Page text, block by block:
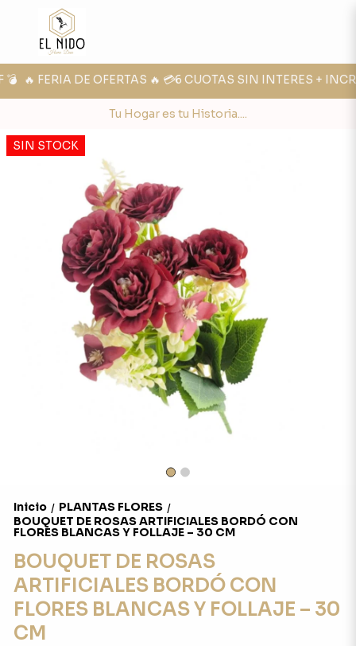
🔥 FERIA DE OFERTAS 🔥 💳6 CUOTAS SIN INTERES +
Tu Hogar es tu Historia....
SIN STOCK
Inicio / PLANTAS FLORES /
BOUQUET DE ROSAS ARTIFICIALES BORDÓ CON
FLORES BLANCAS Y FOLLAJE – 30 CM
BOUQUET DE ROSAS
ARTIFICIALES BORDÓ CON
FLORES BLANCAS Y FOLLAJE – 30
CM